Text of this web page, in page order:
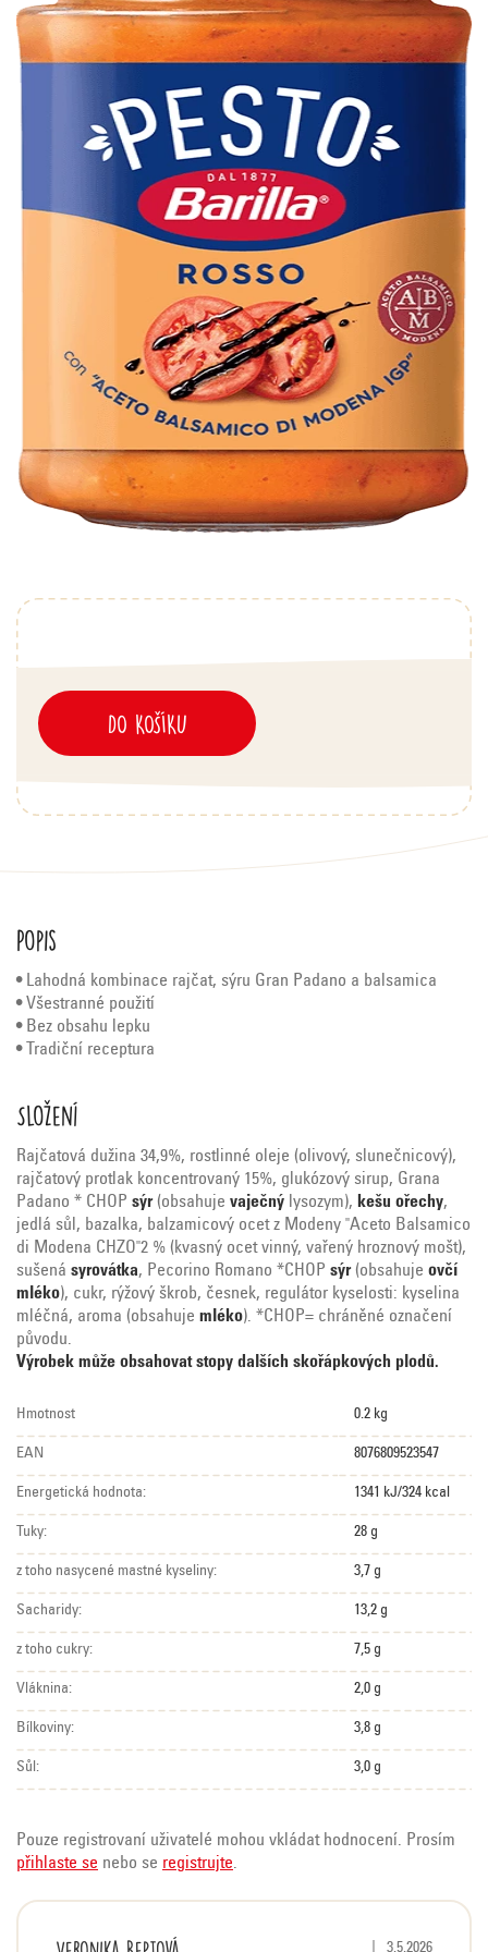
DO KOŠÍKU
Popis
• Lahodná kombinace rajčat, sýru Gran Padano a balsamica
• Všestranné použití
• Bez obsahu lepku
• Tradiční receptura
Složení
Rajčatová dužina 34,9%, rostlinné oleje (olivový, slunečnicový),
rajčatový protlak koncentrovaný 15%, glukózový sirup, Grana
Padano * CHOP sýr(obsahuje vaječný lysozym), kešu ořechy,
jedlá sůl, bazalka, balzamicový ocet z Modeny "Aceto Balsamico
di Modena CHZO"2 % (kvasný ocet vinný, vařený hroznový mošt),
sušená syrovátka, Pecorino Romano *CHOP sýr(obsahuje ovčí
mléko), cukr, rýžový škrob, česnek, regulátor kyselosti: kyselina
mléčná, aroma (obsahuje mléko). *CHOP= chráněné označení
původu.
Výrobek může obsahovat stopy dalších skořápkových plodů.
Hmotnost 0.2 kg
EAN 8076809523547
Energetická hodnota: 1341 kJ/324 kcal
Tuky: 28 g
z toho nasycené mastné kyseliny: 3,7 g
Sacharidy: 13,2 g
z toho cukry: 7,5 g
Vláknina: 2,0 g
Bílkoviny: 3,8 g
Sůl: 3,0 g
Pouze registrovaní uživatelé mohou vkládat hodnocení. Prosím
přihlaste se nebo se registrujte.